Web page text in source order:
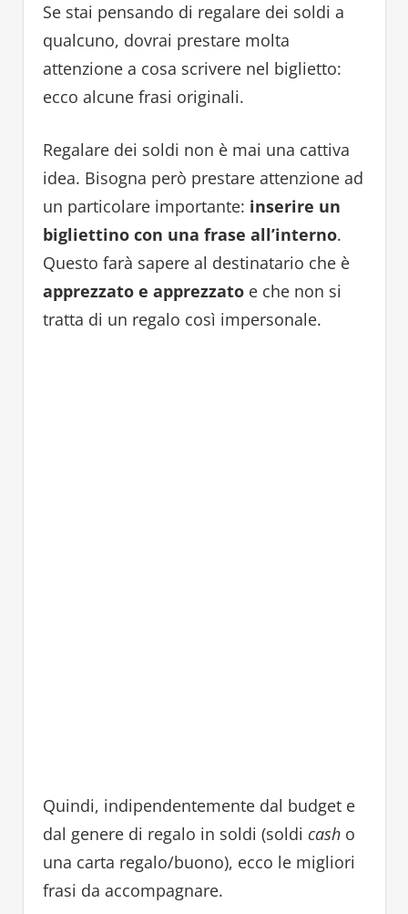
Se stai pensando di regalare dei soldi a
qualcuno, dovrai prestare molta
attenzione a cosa scrivere nel biglietto:
ecco alcune frasi originali.
Regalare dei soldi non è mai una cattiva
idea. Bisogna però prestare attenzione ad
un particolare importante: inserire un
bigliettino con una frase all’interno.
Questo farà sapere al destinatario che è
apprezzato e apprezzatoe che non si
tratta di un regalo così impersonale.
Quindi, indipendentemente dal budget e
dal genere di regalo in soldi (soldi casho
una carta regalo/buono), ecco le migliori
frasi da accompagnare.